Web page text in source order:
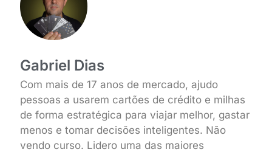
Gabriel Dias
Com mais de 17 anos de mercado, ajudo
pessoas a usarem cartões de crédito e milhas
de forma estratégica para viajar melhor, gastar
menos e tomar decisões inteligentes. Não
vendo curso. Lidero uma das maiores